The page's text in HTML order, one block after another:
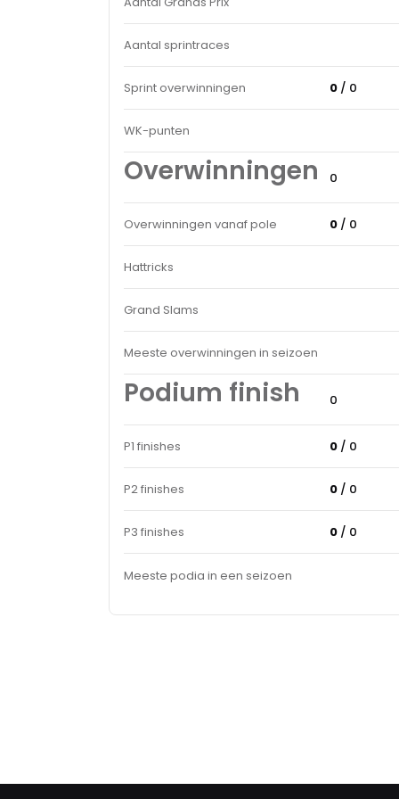
Aantal sprintraces
Sprint overwinningen 0 / 0
WK-punten
Overwinningen 0
Overwinningen vanaf pole 0 / 0
Hattricks
Grand Slams
Meeste overwinningen in seizoen
Podium finish 0
P1 finishes 0 / 0
P2 finishes 0 / 0
P3 finishes 0 / 0
Meeste podia in een seizoen